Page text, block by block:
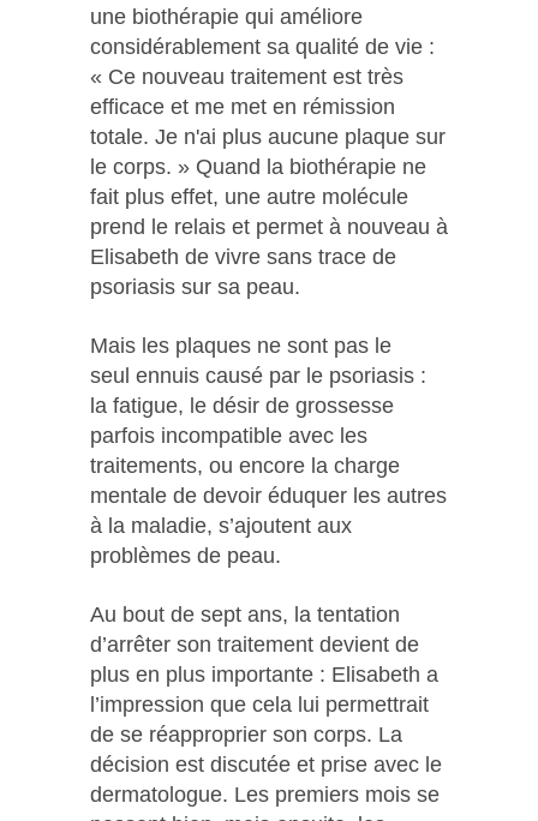
une biothérapie qui améliore
considérablement sa qualité de vie :
« Ce nouveau traitement est très
efficace et me met en rémission
totale. Je n'ai plus aucune plaque sur
le corps. » Quand la biothérapie ne
fait plus effet, une autre molécule
prend le relais et permet à nouveau à
Elisabeth de vivre sans trace de
psoriasis sur sa peau.
Mais les plaques ne sont pas le
seul ennuis causé par le psoriasis :
la fatigue, le désir de grossesse
parfois incompatible avec les
traitements, ou encore la charge
mentale de devoir éduquer les autres
à la maladie, s’ajoutent aux
problèmes de peau.
Au bout de sept ans, la tentation
d’arrêter son traitement devient de
plus en plus importante : Elisabeth a
l’impression que cela lui permettrait
de se réapproprier son corps. La
décision est discutée et prise avec le
dermatologue. Les premiers mois se